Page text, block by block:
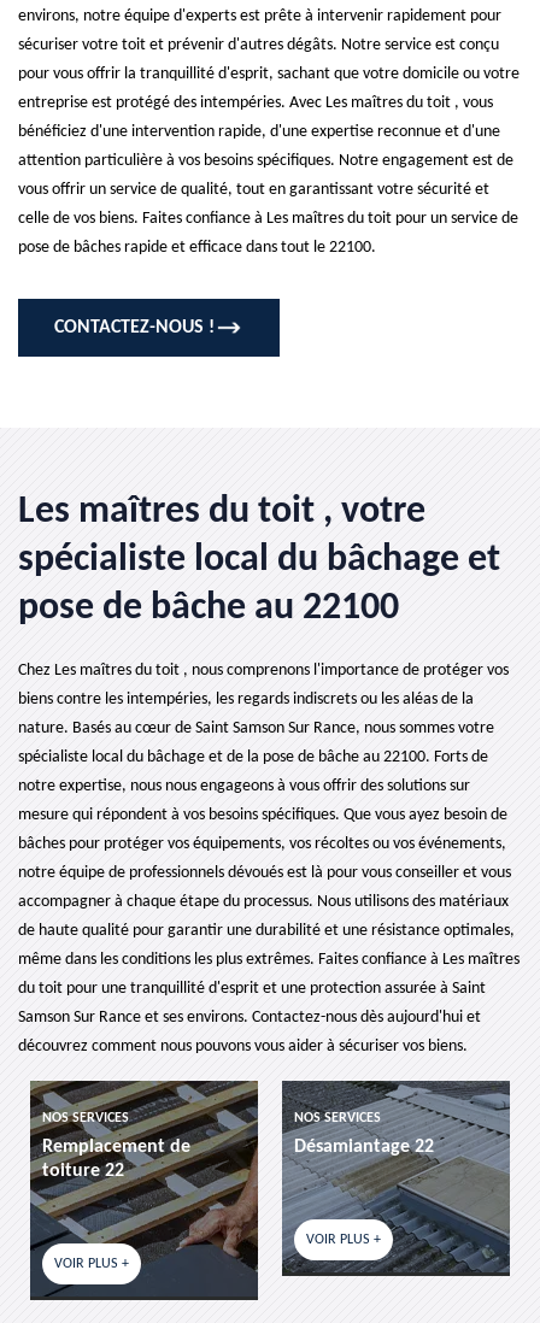
environs, notre équipe d'experts est prête à intervenir rapidement pour
sécuriser votre toit et prévenir d'autres dégâts. Notre service est conçu
pour vous offrir la tranquillité d'esprit, sachant que votre domicile ou votre
entreprise est protégé des intempéries. Avec Les maîtres du toit , vous
bénéficiez d'une intervention rapide, d'une expertise reconnue et d'une
attention particulière à vos besoins spécifiques. Notre engagement est de
vous offrir un service de qualité, tout en garantissant votre sécurité et
celle de vos biens. Faites confiance à Les maîtres du toit pour un service de
pose de bâches rapide et efficace dans tout le 22100.
CONTACTEZ-NOUS !
Les maîtres du toit , votre
spécialiste local du bâchage et
pose de bâche au 22100
Chez Les maîtres du toit , nous comprenons l'importance de protéger vos
biens contre les intempéries, les regards indiscrets ou les aléas de la
nature. Basés au cœur de Saint Samson Sur Rance, nous sommes votre
spécialiste local du bâchage et de la pose de bâche au 22100. Forts de
notre expertise, nous nous engageons à vous offrir des solutions sur
mesure qui répondent à vos besoins spécifiques. Que vous ayez besoin de
bâches pour protéger vos équipements, vos récoltes ou vos événements,
notre équipe de professionnels dévoués est là pour vous conseiller et vous
accompagner à chaque étape du processus. Nous utilisons des matériaux
de haute qualité pour garantir une durabilité et une résistance optimales,
même dans les conditions les plus extrêmes. Faites confiance à Les maîtres
du toit pour une tranquillité d'esprit et une protection assurée à Saint
Samson Sur Rance et ses environs. Contactez-nous dès aujourd'hui et
découvrez comment nous pouvons vous aider à sécuriser vos biens.
NOS SERVICES
Désamiantage 22
VOIR PLUS +
NOS SERVICES
etancheite de toiture 22
VOIR PLUS +